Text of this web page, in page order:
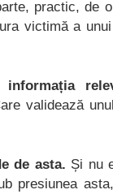
practic, de
victimă a
validează
de asta. Și nu
presiunea